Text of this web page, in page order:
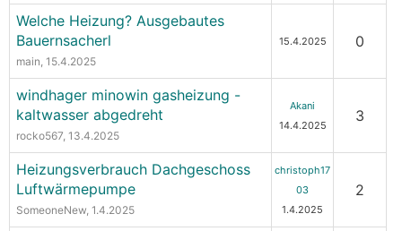
Welche Heizung? Ausgebautes
Bauernsacherl
main, 15.4.2025
15.4.2025 0
windhager minowin gasheizung -
kaltwasser abgedreht
rocko567, 13.4.2025
Akani
14.4.2025
3
Heizungsverbrauch Dachgeschoss
Luftwärmepumpe
SomeoneNew, 1.4.2025
christoph17
03
1.4.2025
2